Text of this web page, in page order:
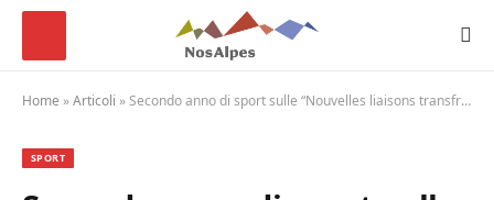
Home »Articoli »Secondo anno di sport sulle “Nouvelles liaisons transfrontalières” al Piccolo San Bernardo
SPORT